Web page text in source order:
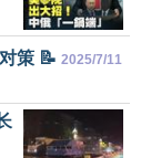
策 📝 2025/7/11